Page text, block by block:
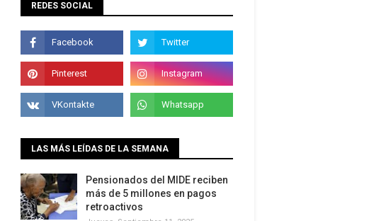
REDES SOCIAL
LAS MÁS LEÍDAS DE LA SEMANA
Pensionados del MIDE reciben
más de 5 millones en pagos
retroactivos